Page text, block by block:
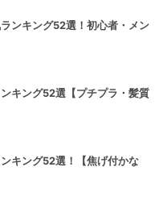
ンキング52選！初心者・メン
キング52選【プチプラ・髪質
キング52選！【焦げ付かな